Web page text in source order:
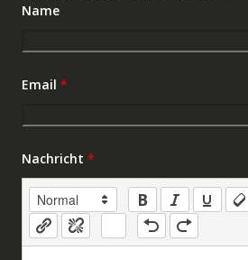
Name
Email *
Nachricht *